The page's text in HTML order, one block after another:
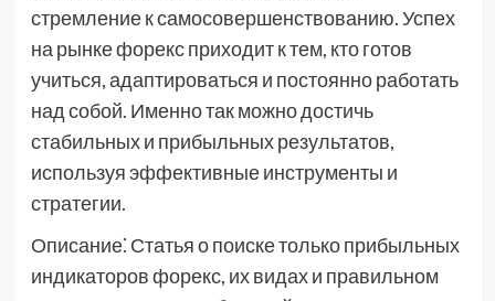
стремление к самосовершенствованию. Успех
на рынке форекс приходит к тем, кто готов
учиться, адаптироваться и постоянно работать
над собой. Именно так можно достичь
стабильных и прибыльных результатов,
используя эффективные инструменты и
стратегии.
Описание⁚ Статья о поиске только прибыльных
индикаторов форекс, их видах и правильном